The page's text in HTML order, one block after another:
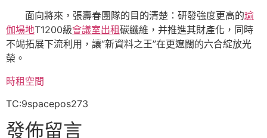
面向將來，張壽春團隊的目的清楚：研發強度更高的瑜
伽場地T1200級會議室出租碳纖維，并推進其財產化，同時
不竭拓展下流利用，讓“新資料之王”在更遼闊的六合綻放光
榮。
時租空間
TC:9spacepos273
發佈留言